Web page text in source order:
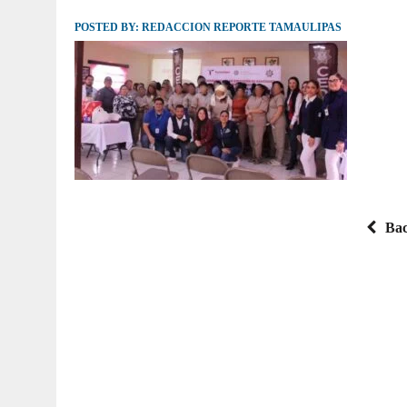
JULIO 30, 2026 | TAMAULIPAS TE INVITA A DESCUBRIR EL
POSTED BY: REDACCION REPORTE TAMAULIPAS